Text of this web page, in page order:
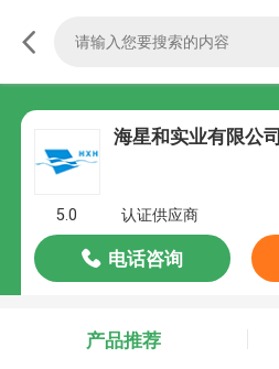
海星和实业有限公司
5.0 认证供应商
电话咨询
产品推荐